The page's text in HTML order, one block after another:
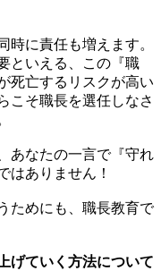
時に責任も増えます。
といえる、この『職
死亡するリスクが高い
こそ職長を選任しなさ
あなたの一言で『守れ
はありません！
ためにも、職長教育で
げていく方法について